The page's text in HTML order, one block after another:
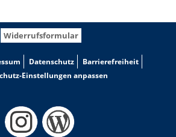
Widerrufsformular
Datenschutz
Barrierefreiheit
Einstellungen anpassen